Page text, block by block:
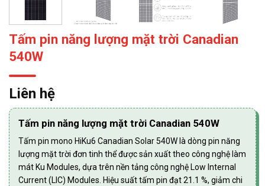
Tấm pin năng lượng mặt trời Canadian
540W
Liên hệ
Tấm pin năng lượng mặt trời Canadian 540W
Tấm pin mono HiKu6 Canadian Solar 540W là dòng pin năng
lượng mặt trời đơn tinh thể được sản xuất theo công nghệ làm
mát Ku Modules, dựa trên nền tảng công nghệ Low Internal
Current (LIC) Modules. Hiệu suất tấm pin đạt 21.1 %, giảm chi